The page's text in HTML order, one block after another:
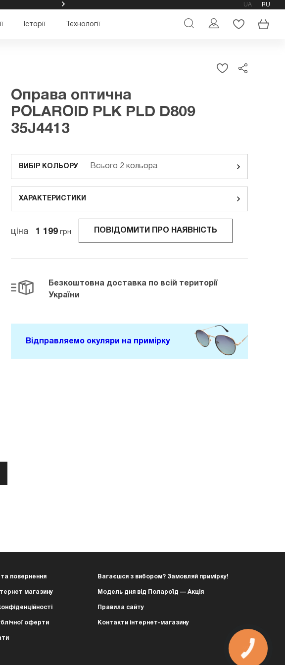
UA RU
Історії Технології
Оправа оптична
POLAROID PLK PLD D809
35J4413
ВИБІР КОЛЬОРУ Всього 2 кольора
ХАРАКТЕРИСТИКИ
ціна 1 199 грн ПОВІДОМИТИ ПРО НАЯВНІСТЬ
Безкоштовна доставка по всій території
України
Відправляемо окуляри на примірку
повернення
магазину
оферти
Вагаєшся з вибором? Замовляй примірку!
Модель дня від Полароїд — Акція
Правила сайту
Контакти інтернет-магазину
КНОПКА
ЗВ'ЯЗКУ